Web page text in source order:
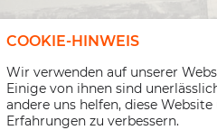
COOKIE-HINWEIS
Wir verwenden auf unserer
Einige von ihnen sind
andere uns helfen, diese Website
Erfahrungen zu verbessern.